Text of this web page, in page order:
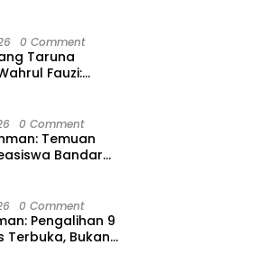
0 Comment
Taruna
Fauzi:
0 Comment
Temuan
Bandar
0 Comment
Pengalihan 9
Terbuka, Bukan